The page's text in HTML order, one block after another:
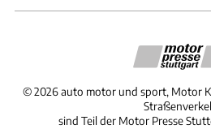
©2026 auto motor und sport, Motor
sind Teil der Motor Presse